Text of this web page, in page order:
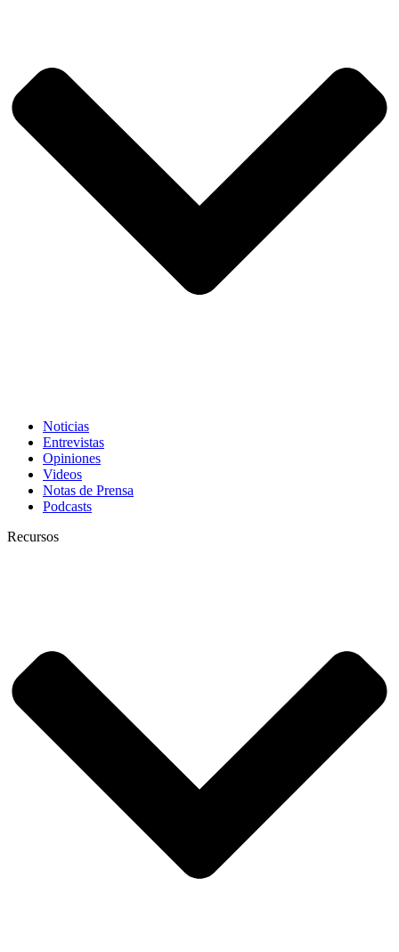
Noticias
Entrevistas
Opiniones
Videos
Notas de Prensa
Podcasts
Recursos